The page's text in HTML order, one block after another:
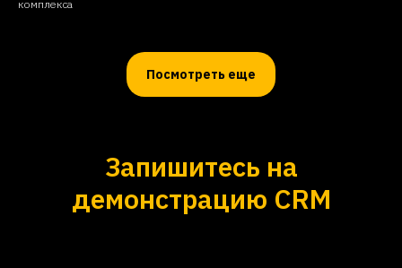
комплекса
Посмотреть еще
Запишитесь на
демонстрацию CRM